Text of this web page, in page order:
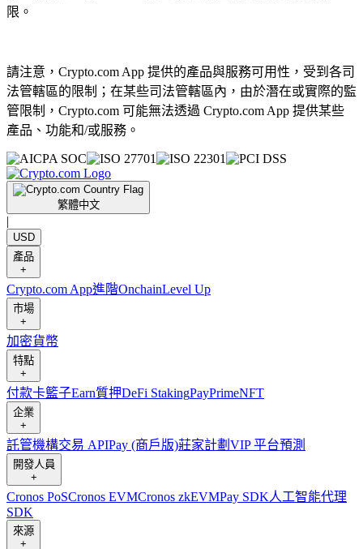
限。
請注意，Crypto.com App 提供的產品與服務可用性，受到各司
法管轄區的限制；在某些司法管轄區內，由於潛在或實際的監
管限制，Crypto.com 可能無法透過 Crypto.com App 提供某些
產品、功能和/或服務。
繁體中文
|
USD
產品
+
Crypto.com App進階OnchainLevel Up
市場
+
加密貨幣
特點
+
付款卡籃子Earn質押DeFi StakingPayPrimeNFT
企業
+
託管機構交易 APIPay (商戶版)莊家計劃 VIP 平台預測
開發人員
+
Cronos PoSCronos EVMCronos zkEVMPay SDK人工智能代理
SDK
來源
+